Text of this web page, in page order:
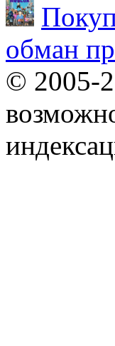
обман
© 2005-